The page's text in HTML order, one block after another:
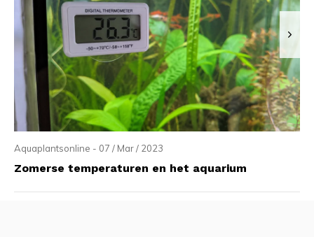
Aquaplantsonline - 07 / Mar / 2023
Zomerse temperaturen en het aquarium